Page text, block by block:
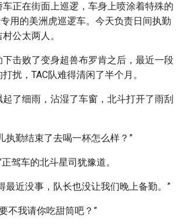
正在街面上巡逻，车身上喷涂着特殊的
用的美洲虎巡逻车。今天负责日间执勤
公太两人。
下击败了变身超兽布罗肯之后，最近一段
扰，TAC队难得清闲了半个月。
了细雨，沾湿了车窗，北斗打开了雨刮
执勤结束了去喝一杯怎么样？”
驾车的北斗星司犹豫道。
最近没事，队长也没让我们晚上备勤。”
不我请你吃甜筒吧？”